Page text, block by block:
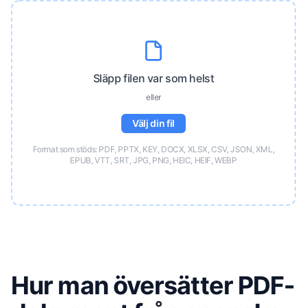
Släpp filen var som helst
eller
Välj din fil
Format som stöds: PDF, PPTX, KEY, DOCX, XLSX, CSV, JSON, XML,
EPUB, VTT, SRT, JPG, PNG, HEIC, HEIF, WEBP
Hur man översätter PDF-